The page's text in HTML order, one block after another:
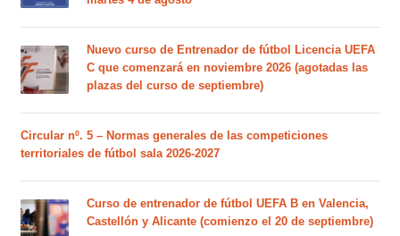
Nuevo curso de Entrenador de fútbol Licencia UEFA
C que comenzará en noviembre 2026 (agotadas las
plazas del curso de septiembre)
Circular nº. 5 – Normas generales de las competiciones
territoriales de fútbol sala 2026-2027
Curso de entrenador de fútbol UEFA B en Valencia,
Castellón y Alicante (comienzo el 20 de septiembre)